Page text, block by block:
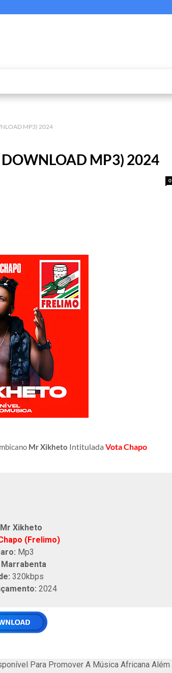
MP3) 2024
MP3) 2024
0
Mr Xikheto Intitulada Vota Chapo
Xikheto
(Frelimo)
Mp3
320kbps
2024
Para Promover A Música Africana Além